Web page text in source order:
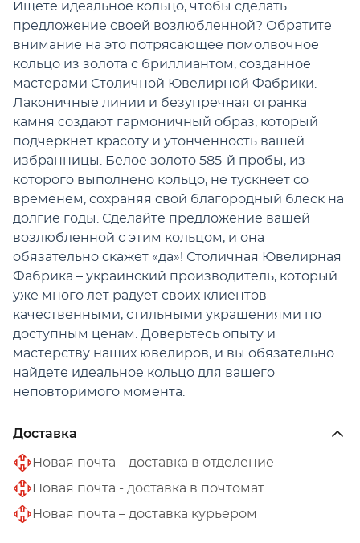
Ищете идеальное кольцо, чтобы сделать
предложение своей возлюбленной? Обратите
внимание на это потрясающее помолвочное
кольцо из золота с бриллиантом, созданное
мастерами Столичной Ювелирной Фабрики.
Лаконичные линии и безупречная огранка
камня создают гармоничный образ, который
подчеркнет красоту и утонченность вашей
избранницы. Белое золото 585-й пробы, из
которого выполнено кольцо, не тускнеет со
временем, сохраняя свой благородный блеск на
долгие годы. Сделайте предложение вашей
возлюбленной с этим кольцом, и она
обязательно скажет «да»! Столичная Ювелирная
Фабрика – украинский производитель, который
уже много лет радует своих клиентов
качественными, стильными украшениями по
доступным ценам. Доверьтесь опыту и
мастерству наших ювелиров, и вы обязательно
найдете идеальное кольцо для вашего
неповторимого момента.
Доставка
Новая почта – доставка в отделение
Новая почта - доставка в почтомат
Новая почта – доставка курьером